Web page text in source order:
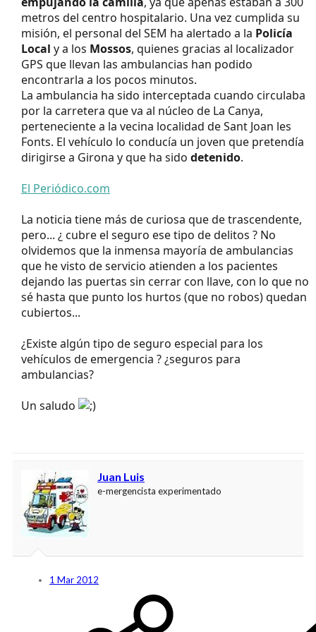
metros del centro hospitalario. Una vez cumplida su
misión, el personal del SEM ha alertado a la Policía
Local y a los Mossos, quienes gracias al localizador
GPS que llevan las ambulancias han podido
encontrarla a los pocos minutos.
La ambulancia ha sido interceptada cuando circulaba
por la carretera que va al núcleo de La Canya,
perteneciente a la vecina localidad de Sant Joan les
Fonts. El vehículo lo conducía un joven que pretendía
dirigirse a Girona y que ha sido detenido.
El Periódico.com
La noticia tiene más de curiosa que de trascendente,
pero... ¿ cubre el seguro ese tipo de delitos ? No
olvidemos que la inmensa mayoría de ambulancias
que he visto de servicio atienden a los pacientes
dejando las puertas sin cerrar con llave, con lo que no
sé hasta que punto los hurtos (que no robos) quedan
cubiertos...
¿Existe algún tipo de seguro especial para los
vehículos de emergencia ? ¿seguros para
ambulancias?
Un saludo
Juan Luis
e-mergencista experimentado
1 Mar 2012